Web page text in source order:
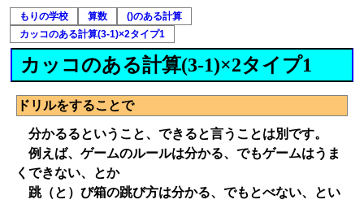
もりの学校 算数
()のある計算
カッコのある計算(3-1)×2タイプ1
カッコのある計算(3-1)×2タイプ1
ドリルをすることで
分かるるということ、できると言うことは別です。
例えば、ゲームのルールは分かる、でもゲームはうま
くできない、とか
跳（と）び箱の跳び方は分かる、でもとべない、とい